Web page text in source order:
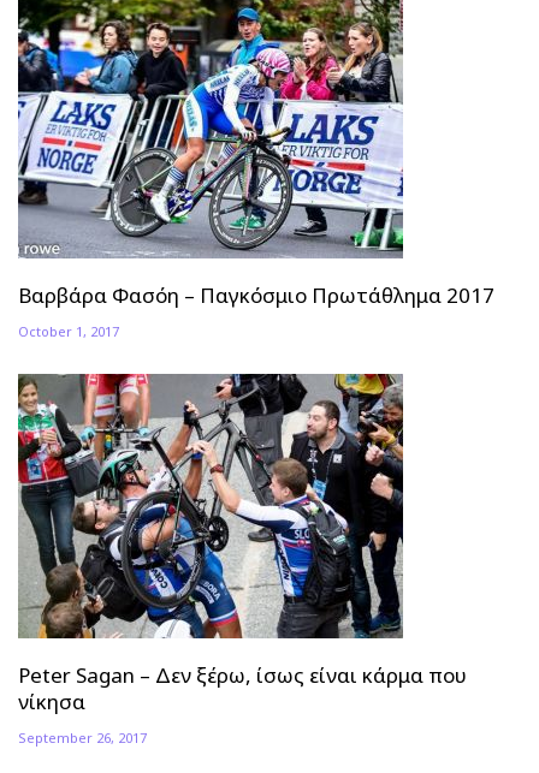
Βαρβάρα Φασόη – Παγκόσμιο Πρωτάθλημα 2017
October 1, 2017
Peter Sagan – Δεν ξέρω, ίσως είναι κάρμα που
νίκησα
September 26, 2017